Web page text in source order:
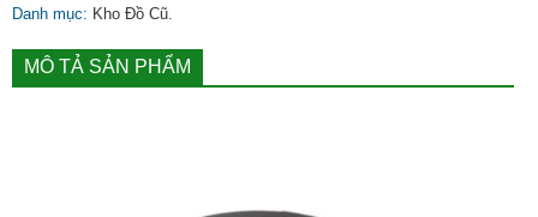
Danh mục: Kho Đồ Cũ
MÔ TẢ SẢN PHẨM